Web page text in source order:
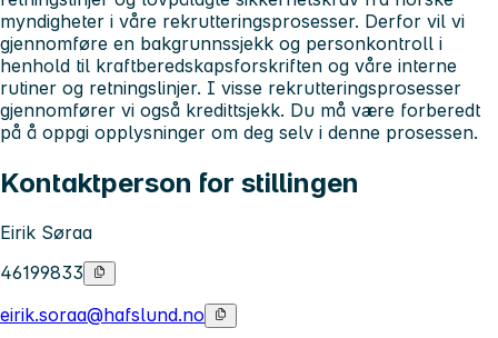
myndigheter i våre rekrutteringsprosesser. Derfor vil vi
gjennomføre en bakgrunnssjekk og personkontroll i
henhold til kraftberedskapsforskriften og våre interne
rutiner og retningslinjer. I visse rekrutteringsprosesser
gjennomfører vi også kredittsjekk. Du må være forberedt
på å oppgi opplysninger om deg selv i denne prosessen.
Kontaktperson for stillingen
Eirik Søraa
46199833
eirik.soraa@hafslund.no